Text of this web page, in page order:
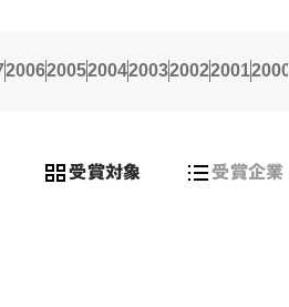
2006200520042003200220012000
受賞対象 受賞企業